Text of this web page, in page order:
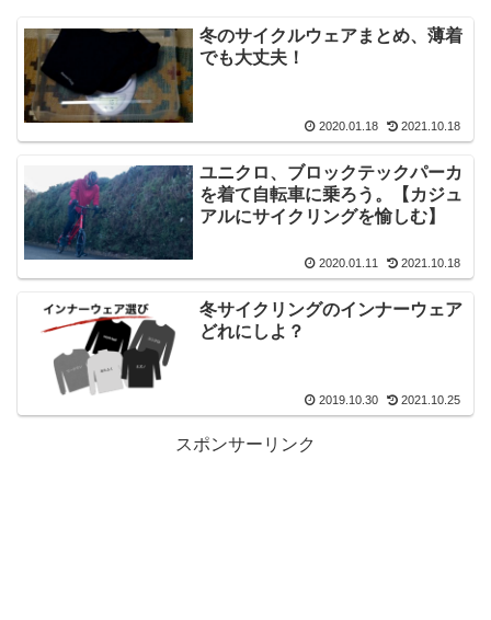
冬のサイクルウェアまとめ、薄着
でも大丈夫！
2020.01.18 2021.10.18
ユニクロ、ブロックテックパーカ
を着て自転車に乗ろう。【カジュ
アルにサイクリングを愉しむ】
2020.01.11 2021.10.18
冬サイクリングのインナーウェア
どれにしよ？
2019.10.30 2021.10.25
スポンサーリンク